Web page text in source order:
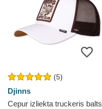
(5)
Djinns
Cepur izliekta truckeris balts